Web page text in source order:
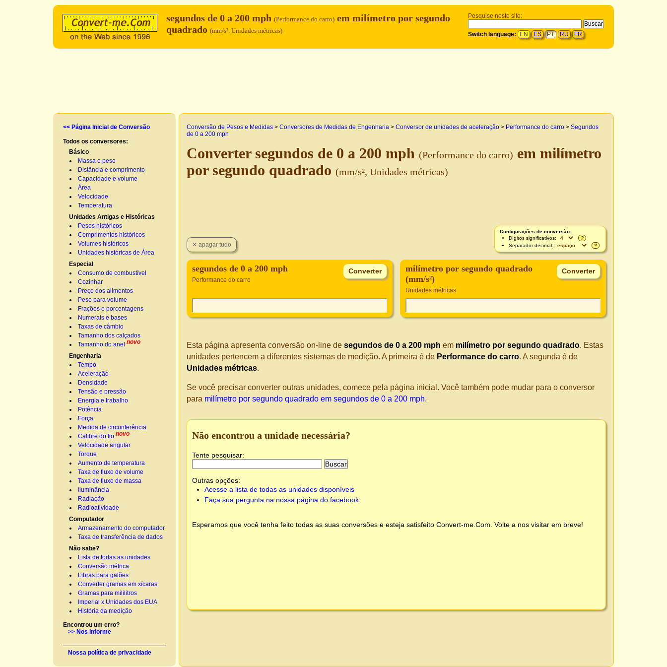
Pesquise neste site:
Switch language: EN ES PT RU FR
segundos de 0 a 200 mph (Performance do carro) em milímetro por segundo
quadrado (mm/s², Unidades métricas)
<< Página Inicial de Conversão
Todos os conversores:
Básico
Massa e peso
Distância e comprimento
Capacidade e volume
Área
Velocidade
Temperatura
Unidades Antigas e Históricas
Pesos históricos
Comprimentos históricos
Volumes históricos
Unidades históricas de Área
Especial
Consumo de combustível
Cozinhar
Preço dos alimentos
Peso para volume
Frações e porcentagens
Numerais e bases
Taxas de câmbio
Tamanho dos calçados
Tamanho do anel novo
Engenharia
Tempo
Aceleração
Densidade
Tensão e pressão
Energia e trabalho
Potência
Força
Medida de circunferência
Calibre do fio novo
Velocidade angular
Torque
Aumento de temperatura
Taxa de fluxo de volume
Taxa de fluxo de massa
Iluminância
Radiação
Radioatividade
Computador
Armazenamento do computador
Taxa de transferência de dados
Não sabe?
Lista de todas as unidades
Conversão métrica
Libras para galões
Converter gramas em xícaras
Gramas para mililitros
Imperial x Unidades dos EUA
História da medição
Encontrou um erro?
>> Nos informe
Nossa política de privacidade
Conversão de Pesos e Medidas > Conversores de Medidas de Engenharia > Conversor de unidades de aceleração > Performance do carro > Segundos
de 0 a 200 mph
Converter segundos de 0 a 200 mph (Performance do carro) em milímetro
por segundo quadrado (mm/s², Unidades métricas)
Configurações de conversão:
Dígitos significativos:
?
Separador decimal:
?
segundos de 0 a 200 mph
Performance do carro
milímetro por segundo quadrado
(mm/s²)
Unidades métricas
Esta página apresenta conversão on-line de segundos de 0 a 200 mph em milímetro por segundo quadrado. Estas
unidades pertencem a diferentes sistemas de medição. A primeira é de Performance do carro. A segunda é de
Unidades métricas.
Se você precisar converter outras unidades, comece pela página inicial. Você também pode mudar para o conversor
para milímetro por segundo quadrado em segundos de 0 a 200 mph.
Não encontrou a unidade necessária?
Tente pesquisar:
Outras opções:
Acesse a lista de todas as unidades disponíveis
Faça sua pergunta na nossa página do facebook
Esperamos que você tenha feito todas as suas conversões e esteja satisfeito Convert-me.Com . Volte a nos visitar em breve!